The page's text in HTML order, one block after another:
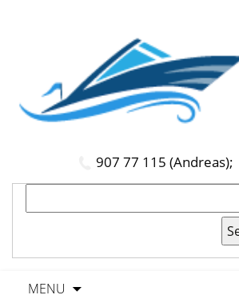
907 77 115 (Andreas);
MENU